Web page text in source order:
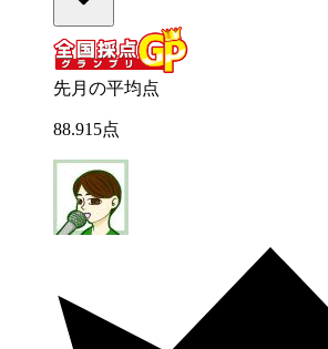
先月の平均点
88.915点